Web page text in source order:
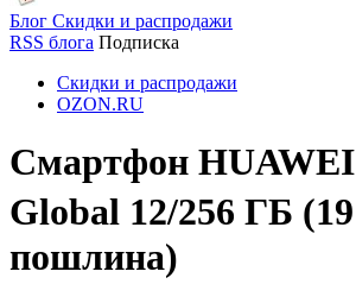
Блог Скидки и распродажи
RSS блога Подписка
Скидки и распродажи
OZON.RU
Смартфон HUAWEI
Global 12/256 ГБ
пошлина)